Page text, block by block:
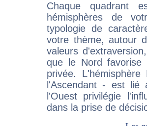
Chaque quadrant
hémisphères de
typologie de
votre thème, autour
valeurs
que le Nord favorise
privée.
l'Ascendant - est
l'Ouest privilégie
dans la prise de